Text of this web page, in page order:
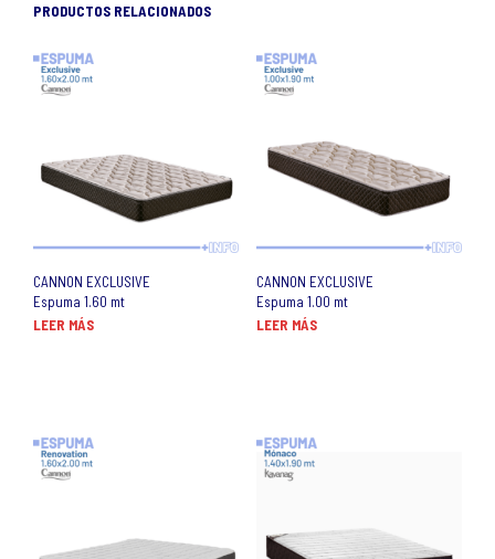
PRODUCTOS RELACIONADOS
CANNON EXCLUSIVE
Espuma 1.60 mt
LEER MÁS
CANNON EXCLUSIVE
Espuma 1.00 mt
LEER MÁS